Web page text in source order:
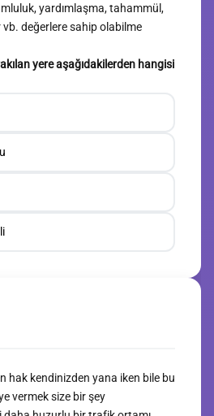
yardımlaşma, tahammül,
vb. değerlere sahip olabilme
yere aşağıdakilerden hangisi
hak kendinizden yana iken bile bu
vermek size bir şey